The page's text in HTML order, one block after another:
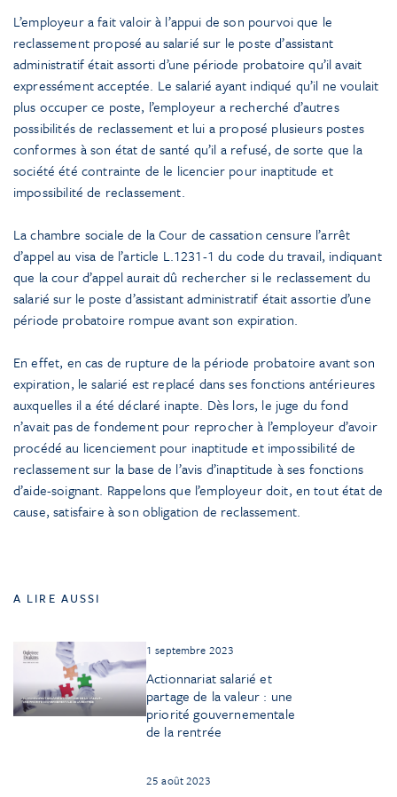
L’employeur a fait valoir à l’appui de son pourvoi que le
reclassement proposé au salarié sur le poste d’assistant
administratif était assorti d’une période probatoire qu’il avait
expressément acceptée. Le salarié ayant indiqué qu’il ne voulait
plus occuper ce poste, l’employeur a recherché d’autres
possibilités de reclassement et lui a proposé plusieurs postes
conformes à son état de santé qu’il a refusé, de sorte que la
société été contrainte de le licencier pour inaptitude et
impossibilité de reclassement.
La chambre sociale de la Cour de cassation censure l’arrêt
d’appel au visa de l’article L.1231-1 du code du travail, indiquant
que la cour d’appel aurait dû rechercher si le reclassement du
salarié sur le poste d’assistant administratif était assortie d’une
période probatoire rompue avant son expiration.
En effet, en cas de rupture de la période probatoire avant son
expiration, le salarié est replacé dans ses fonctions antérieures
auxquelles il a été déclaré inapte. Dès lors, le juge du fond
n’avait pas de fondement pour reprocher à l’employeur d’avoir
procédé au licenciement pour inaptitude et impossibilité de
reclassement sur la base de l’avis d’inaptitude à ses fonctions
d’aide-soignant. Rappelons que l’employeur doit, en tout état de
cause, satisfaire à son obligation de reclassement.
A LIRE AUSSI
1 septembre 2023
Actionnariat salarié et
partage de la valeur : une
priorité gouvernementale
de la rentrée
25 août 2023